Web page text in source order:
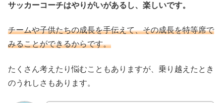
サッカーコーチはやりがいがあるし、楽しいです。
チームや子供たちの成長を手伝えて、その成長を特等席で
みることができるからです。
たくさん考えたり悩むこともありますが、乗り越えたとき
のうれしさもあります。